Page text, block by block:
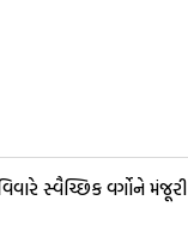
સ્વૈચ્છિક વર્ગોને મંજૂરી